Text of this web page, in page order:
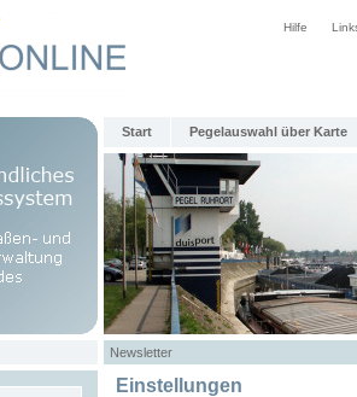
Hilfe
Start Pegelauswahl über Karte
Newsletter
Einstellungen